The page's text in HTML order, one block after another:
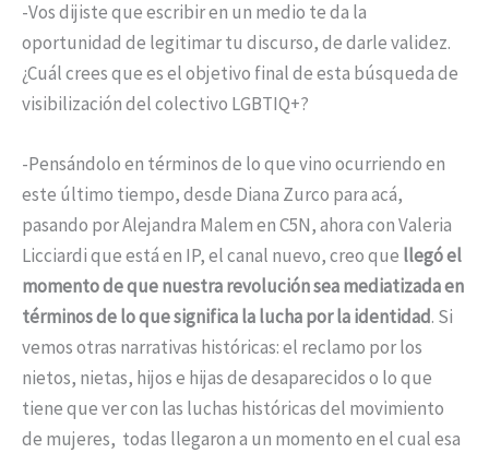
-Vos dijiste que escribir en un medio te da la
oportunidad de legitimar tu discurso, de darle validez.
¿Cuál crees que es el objetivo final de esta búsqueda de
visibilización del colectivo LGBTIQ+?
-Pensándolo en términos de lo que vino ocurriendo en
este último tiempo, desde Diana Zurco para acá,
pasando por Alejandra Malem en C5N, ahora con Valeria
Licciardi que está en IP, el canal nuevo, creo que llegó el
momento de que nuestra revolución sea mediatizada en
términos de lo que significa la lucha por la identidad. Si
vemos otras narrativas históricas: el reclamo por los
nietos, nietas, hijos e hijas de desaparecidos o lo que
tiene que ver con las luchas históricas del movimiento
de mujeres, todas llegaron a un momento en el cual esa